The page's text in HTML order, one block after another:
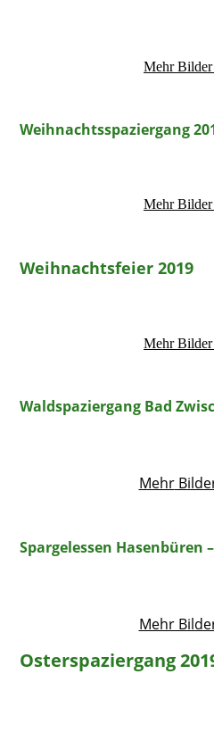
Mehr
Weihnachtsspaziergang
Mehr
Weihnachtsfeier 2019
Mehr
Waldspaziergang Bad
Mehr
Spargelessen Hasenbüren
Mehr
Osterspaziergang